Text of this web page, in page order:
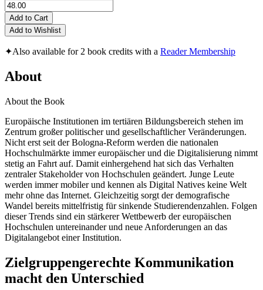
Add to Cart
Add to Wishlist
✦Also available for 2 book credits with a Reader Membership
About
About the Book
Europäische Institutionen im tertiären Bildungsbereich stehen im
Zentrum großer politischer und gesellschaftlicher Veränderungen.
Nicht erst seit der Bologna-Reform werden die nationalen
Hochschulmärkte immer europäischer und die Digitalisierung nimmt
stetig an Fahrt auf. Damit einhergehend hat sich das Verhalten
zentraler Stakeholder von Hochschulen geändert. Junge Leute
werden immer mobiler und kennen als Digital Natives keine Welt
mehr ohne das Internet. Gleichzeitig sorgt der demografische
Wandel bereits mittelfristig für sinkende Studierendenzahlen. Folgen
dieser Trends sind ein stärkerer Wettbewerb der europäischen
Hochschulen untereinander und neue Anforderungen an das
Digitalangebot einer Institution.
Zielgruppengerechte Kommunikation
macht den Unterschied